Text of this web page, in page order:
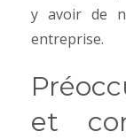
y avoir de
entreprise.
et